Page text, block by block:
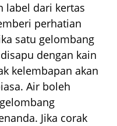
label dari kertas
perhatian
satu gelombang
dengan kain
kelembapan akan
Air boleh
Jika corak